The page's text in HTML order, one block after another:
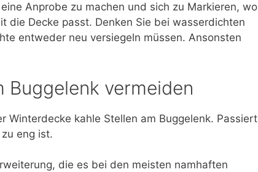
Anprobe zu machen und sich zu Markieren, wo
die Decke passt. Denken Sie bei wasserdichten
entweder neu versiegeln müssen. Ansonsten
Buggelenk vermeiden
Winterdecke kahle Stellen am Buggelenk. Passiert
eng ist.
die es bei den meisten namhaften